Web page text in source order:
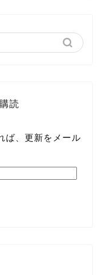
読
ば、更新をメール